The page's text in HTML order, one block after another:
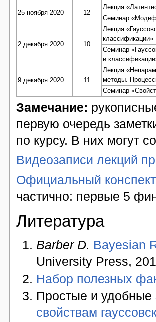
25 ноября 2020 12
Лекция
Семинар
2 декабря 2020 10
Лекция
классификации»
Семинар
и
9 декабря 2020 11
Лекция
методы.
Семинар
Замечание:
первую очередь
по курсу. В них могут
Видеозаписи лекций
Официальный
частично: первые 5
Литература
Barber D. Bayesian
University Press,
Набор полезных
Простые и удобные
свойствам